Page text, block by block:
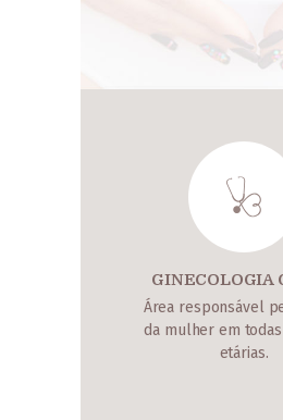
GINECOLOGIA
Área responsável
da mulher em todas
etárias.